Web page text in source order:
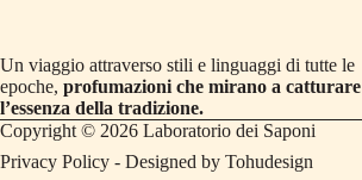
Un viaggio attraverso stili e linguaggi di tutte le
epoche, profumazioni che mirano a catturare
l’essenza della tradizione.
Copyright © 2026 Laboratorio dei Saponi
Privacy Policy - Designed by Tohudesign